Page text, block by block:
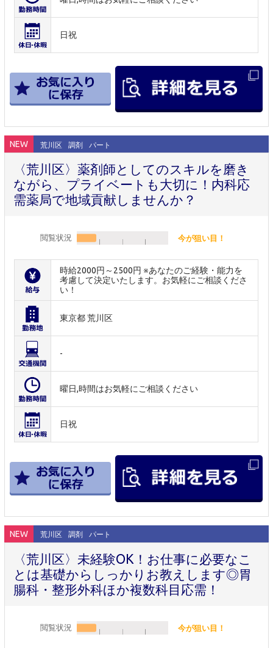
日祝
NEW 荒川区 調剤 パート
〈荒川区〉薬剤師としてのスキルを磨き
ながら、プライベートも大切に！内科応
需薬局で地域貢献しませんか？
閲覧状況 今が狙い目！
時給2000円～2500円 ※あなたのご経験・能力を
考慮して決定いたします。お気軽にご相談くださ
い！
東京都 荒川区
-
曜日,時間はお気軽にご相談ください
日祝
NEW 荒川区 調剤 パート
〈荒川区〉未経験OK！お仕事に必要なこ
とは基礎からしっかりお教えします◎胃
腸科・整形外科ほか複数科目応需！
閲覧状況 今が狙い目！